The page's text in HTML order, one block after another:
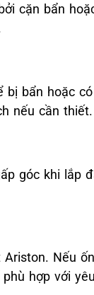
cặn bẩn
bẩn hoặc
nếu cần thiết.
góc khi
Nếu
hợp với